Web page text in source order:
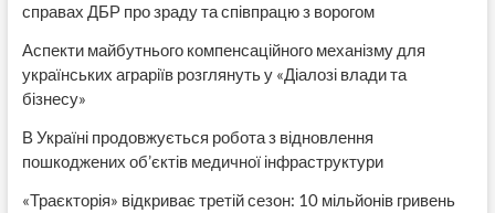
справах ДБР про зраду та співпрацю з ворогом
Аспекти майбутнього компенсаційного механізму для
українських аграріїв розглянуть у «Діалозі влади та
бізнесу»
В Україні продовжується робота з відновлення
пошкоджених об’єктів медичної інфраструктури
«Траєкторія» відкриває третій сезон: 10 мільйонів гривень